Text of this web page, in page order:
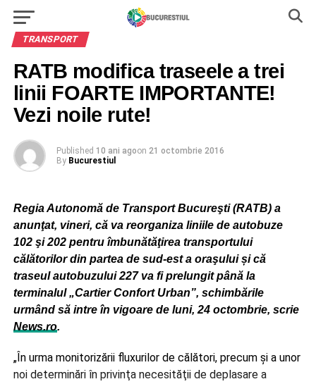
TRANSPORT
RATB modifica traseele a trei
linii FOARTE IMPORTANTE!
Vezi noile rute!
Published 10 ani agoon 21 octombrie 2016
By Bucurestiul
Regia Autonomă de Transport Bucureşti (RATB) a
anunţat, vineri, că va reorganiza liniile de autobuze
102 şi 202 pentru îmbunătăţirea transportului
călătorilor din partea de sud-est a oraşuluiși că
traseul autobuzului 227 va fi prelungit până la
terminalul „Cartier Confort Urban”, schimbările
urmând să intre în vigoare de luni, 24 octombrie, scrie
News.ro.
„În urma monitorizării fluxurilor de călători, precum şi a unor
noi determinări în privinţa necesităţii de deplasare a